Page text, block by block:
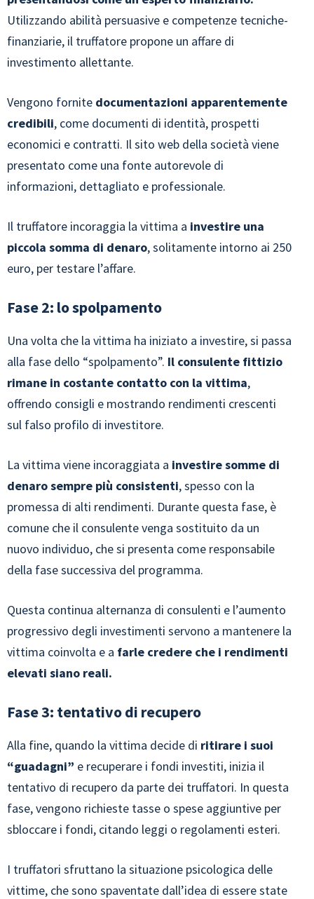
Utilizzando abilità persuasive e competenze tecniche-
finanziarie, il truffatore propone un affare di
investimento allettante.
Vengono fornite documentazioni apparentemente
credibili, come documenti di identità, prospetti
economici e contratti. Il sito web della società viene
presentato come una fonte autorevole di
informazioni, dettagliato e professionale.
Il truffatore incoraggia la vittima a investire una
piccola somma di denaro, solitamente intorno ai 250
euro, per testare l’affare.
Fase 2: lo spolpamento
Una volta che la vittima ha iniziato a investire, si passa
alla fase dello “spolpamento”. Il consulente fittizio
rimane in costante contatto con la vittima,
offrendo consigli e mostrando rendimenti crescenti
sul falso profilo di investitore.
La vittima viene incoraggiata a investire somme di
denaro sempre più consistenti, spesso con la
promessa di alti rendimenti. Durante questa fase, è
comune che il consulente venga sostituito da un
nuovo individuo, che si presenta come responsabile
della fase successiva del programma.
Questa continua alternanza di consulenti e l’aumento
progressivo degli investimenti servono a mantenere la
vittima coinvolta e a farle credere che i rendimenti
elevati siano reali.
Fase 3: tentativo di recupero
Alla fine, quando la vittima decide di ritirare i suoi
“guadagni” e recuperare i fondi investiti, inizia il
tentativo di recupero da parte dei truffatori. In questa
fase, vengono richieste tasse o spese aggiuntive per
sbloccare i fondi, citando leggi o regolamenti esteri.
I truffatori sfruttano la situazione psicologica delle
vittime, che sono spaventate dall’idea di essere state